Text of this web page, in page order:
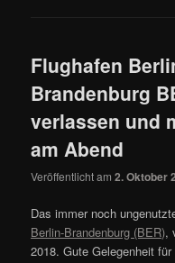
Flughafen
Brandenburg
verlassen und
am Abend
Veröffentlicht am2. Oktober
Das immer noch
Berlin-Brandenburg (BER),
2018. Gute Gelegenheit